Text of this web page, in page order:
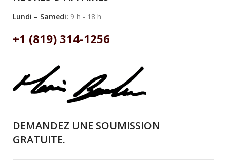
Lundi – Samedi: 9 h - 18 h
+1 (819) 314-1256
DEMANDEZ UNE SOUMISSION
GRATUITE.